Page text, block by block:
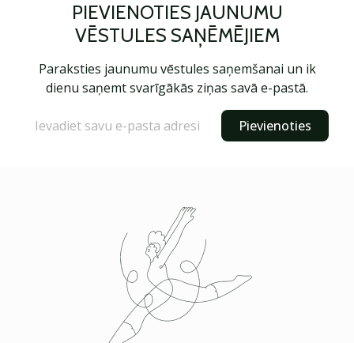
PIEVIENOTIES JAUNUMU
VĒSTULES SAŅĒMĒJIEM
Paraksties jaunumu vēstules saņemšanai un ik
dienu saņemt svarīgākās ziņas savā e-pastā.
Pievienoties